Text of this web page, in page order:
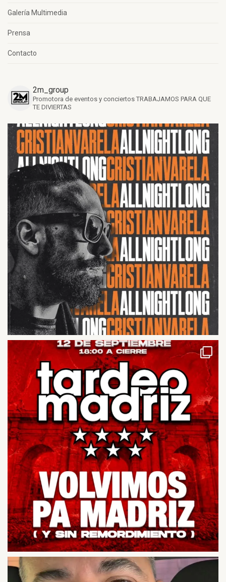
Galería Multimedia
Prensa
Contacto
2m_group
Promotora de eventos y conciertos TRABAJAMOS PARA QUE
TE DIVIERTAS